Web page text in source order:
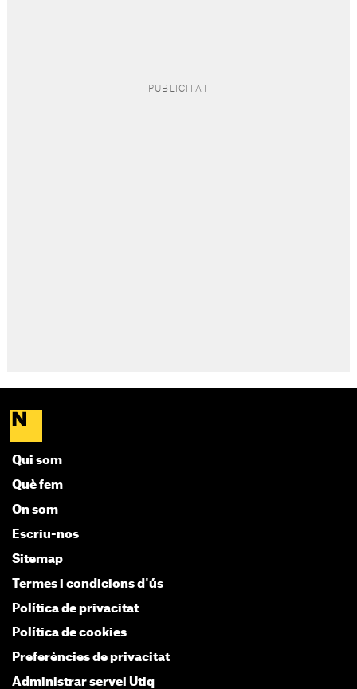
Qui som
Què fem
On som
Escriu-nos
Sitemap
Termes i condicions d'ús
Política de privacitat
Política de cookies
Preferències de privacitat
Administrar servei Utiq